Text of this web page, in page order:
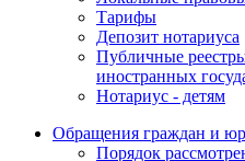
Тарифы
Депозит нотариуса
Публичные
иностранных
Нотариус - детям
Обращения граждан и
Порядок